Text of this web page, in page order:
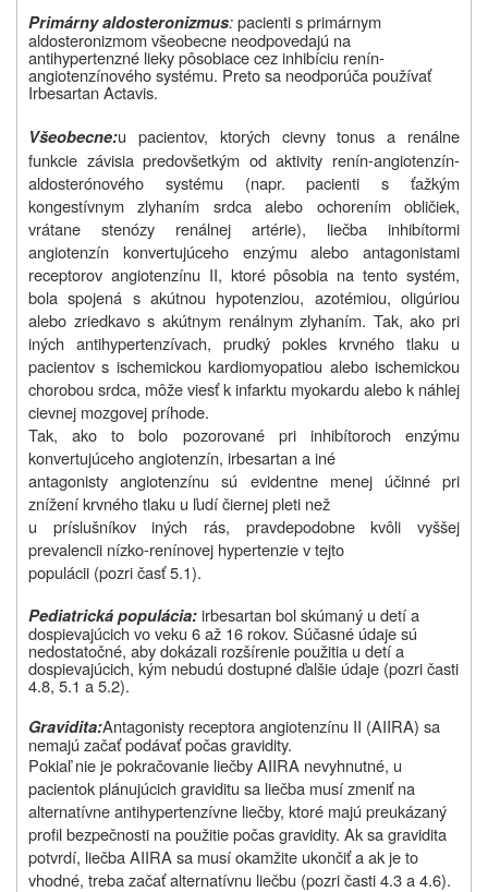
Primárny aldosteronizmus:pacienti s primárnym
aldosteronizmom všeobecne neodpovedajú na
antihypertenzné lieky pôsobiace cez inhibíciu renín-
angiotenzínového systému. Preto sa neodporúča používať
Irbesartan Actavis.
Všeobecne:u pacientov, ktorých cievny tonus a renálne
funkcie závisia predovšetkým od aktivity renín-angiotenzín-
aldosterónového systému (napr. pacienti s ťažkým
kongestívnym zlyhaním srdca alebo ochorením obličiek,
vrátane stenózy renálnej artérie), liečba inhibítormi
angiotenzín konvertujúceho enzýmu alebo antagonistami
receptorov angiotenzínu II, ktoré pôsobia na tento systém,
bola spojená s akútnou hypotenziou, azotémiou, oligúriou
alebo zriedkavo s akútnym renálnym zlyhaním. Tak, ako pri
iných antihypertenzívach, prudký pokles krvného tlaku u
pacientov s ischemickou kardiomyopatiou alebo ischemickou
chorobou srdca, môže viesť k infarktu myokardu alebo k náhlej
cievnej mozgovej príhode.
Tak, ako to bolo pozorované pri inhibítoroch enzýmu
konvertujúceho angiotenzín, irbesartan a iné
antagonisty angiotenzínu sú evidentne menej účinné pri
znížení krvného tlaku u ľudí čiernej pleti než
u príslušníkov iných rás, pravdepodobne kvôli vyššej
prevalencii nízko-renínovej hypertenzie v tejto
populácii (pozri časť 5.1).
Pediatrická populácia:irbesartan bol skúmaný u detí a
dospievajúcich vo veku 6 až 16 rokov. Súčasné údaje sú
nedostatočné, aby dokázali rozšírenie použitia u detí a
dospievajúcich, kým nebudú dostupné ďalšie údaje (pozri časti
4.8, 5.1 a 5.2).
Gravidita:Antagonisty receptora angiotenzínu II (AIIRA) sa
nemajú začať podávať počas gravidity.
Pokiaľ nie je pokračovanie liečby AIIRA nevyhnutné, u
pacientok plánujúcich graviditu sa liečba musí zmeniť na
alternatívne antihypertenzívne liečby, ktoré majú preukázaný
profil bezpečnosti na použitie počas gravidity. Ak sa gravidita
potvrdí, liečba AIIRA sa musí okamžite ukončiť a ak je to
vhodné, treba začať alternatívnu liečbu (pozri časti 4.3 a 4.6).